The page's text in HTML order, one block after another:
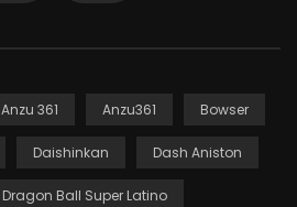
Anzu 361 Anzu361 Bowser
Daishinkan Dash Aniston
Dragon Ball Super Latino